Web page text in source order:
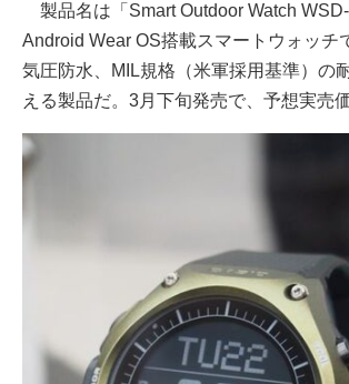
製品名は「Smart Outdoor Watch WSD-
Android Wear OS搭載スマートウォッチ
気圧防水、MIL規格（米軍採用基準）の
える製品だ。3月下旬発売で、予想実売